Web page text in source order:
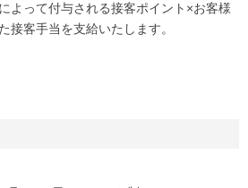
よって付与される接客ポイント×お客様
接客手当を支給いたします。